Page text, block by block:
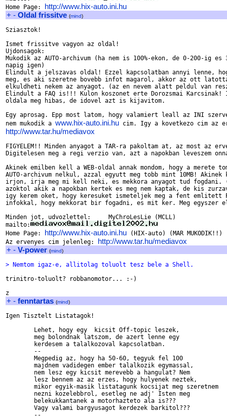
Home Page: http://www.hix-auto.ini.hu
+ - Oldal frissitve (mind)
Sziasztok!
Ismet frissitve vagyon az oldal!
Ujdonsagok:
Mukodik az AUTO-archivum (ha nem is 100%-ekon, de 0-200-ig es
napig igen)
Elindult a jelszavas oldal! Ezzel kapcsolatban annyi lenne,
meg, es aki szeretne bovebb infot magarol, akkor az ott
elkuldheti nekem az anyagot. (az en nevem alatt peldul van
Elindult a FAQ is!!! Kulon koszonet erte Dorozsmai Karcsinak!
oldala meg hibas, de idovel azt is kijavitom.
Egy aprosag. Epp most latom, hogy valamiert leall az INI
nem mukodik a www.hix-auto.ini.hu
http://www.tar.hu/mediavox
FIGYELEM!! Minden anyagot a TAR-ra pakoltam at, az most az
Digitelesen meg a regi verzio van, azt a napokban leveszem
Akinek emilben kell a WEB-oldal annak mondom, hogy a merete
AUTO-archivum nelkul, azzal egyutt meg tobb mint 10MB! Akinek
irjon, irja meg mi kell neki, es mekkora anyagot tud fogdani.
azoktol akik a napokban kertek es meg nem kaptak, de kis
igy kerem oket, hogy keresuket ismeteljek meg a fent emlitett
infokkal, hogy mekkorat bir fogadni, es mit ker. Meg egyszer
Minden jot, udvozlettel:     MyChroLesLie (MCLL)
mailto:
Home Page: http://www.hix-auto.ini.hu (HIX-auto) (MAR MUKODIK!!)
Az ervenyes cim jelenleg: http://www.tar.hu/mediavox
+ - V-power (mind)
> Nemtom igaz-e, allitolag toluolt tesz bele a Shell.
trinitro-toluolt? robbanomotor... :-)
+ - fenntartas (mind)
Igen Tisztelt Listatagok!